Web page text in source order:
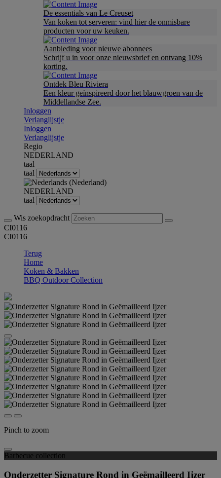
De essentials van Le Creuset
Van koken tot serveren: vind hier de onmisbare
producten voor uw keuken.
Aanbieding voor nieuwe abonnees
Schrijf u in voor onze nieuwsbrief en ontvang 10%
korting.
Ontdek Bleu Riviera
Een kleur geïnspireerd door het blauwgroen van de
Middellandse Zee.
Inloggen
Verlanglijstje
Inloggen
Verlanglijstje
Regio
NEDERLAND
taal
taal
NEDERLAND
taal
Wis zoekopdracht
CI0116
CI0116
Terug
Home
Koken & Bakken
BBQ Outdoor Collection
Pinch to zoom
Barbecue collection
Onderzetter Signature Rond in Geëmailleerd Ijzer